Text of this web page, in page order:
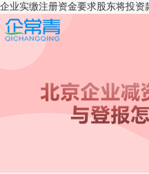
企业实缴注册资金要求股东将投资